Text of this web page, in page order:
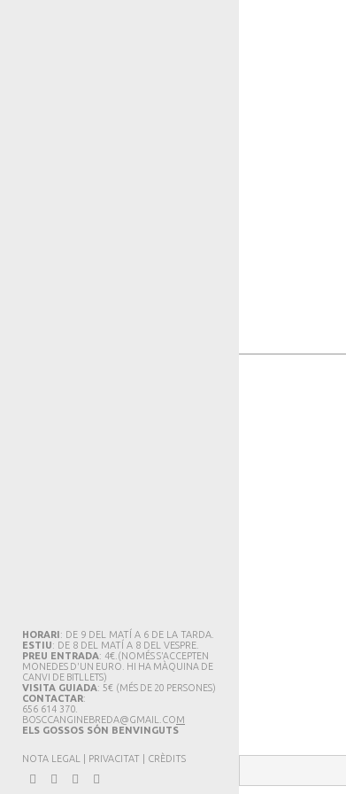
HORARI: DE 9 DEL MATÍ A 6 DE LA TARDA.
ESTIU: DE 8 DEL MATÍ A 8 DEL VESPRE.
PREU ENTRADA: 4€. (NOMÉS S'ACCEPTEN
MONEDES D'UN EURO. HI HA MÀQUINA DE
CANVI DE BITLLETS)
VISITA GUIADA: 5€ (MÉS DE 20 PERSONES)
CONTACTAR:
656 614 370.
BOSCCANGINEBREDA@GMAIL.COM
ELS GOSSOS SÓN BENVINGUTS
NOTA LEGAL PRIVACITAT CRÈDITS